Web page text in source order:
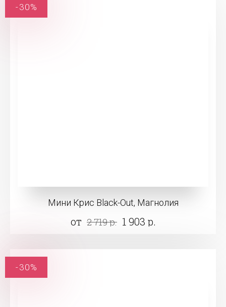
Мини Крис Black-Out, Магнолия
от 2 719 р. 1 903 р.
-30%
-30%